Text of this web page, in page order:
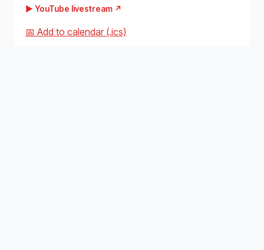
▶ YouTube livestream ↗
📅 Add to calendar (.ics)